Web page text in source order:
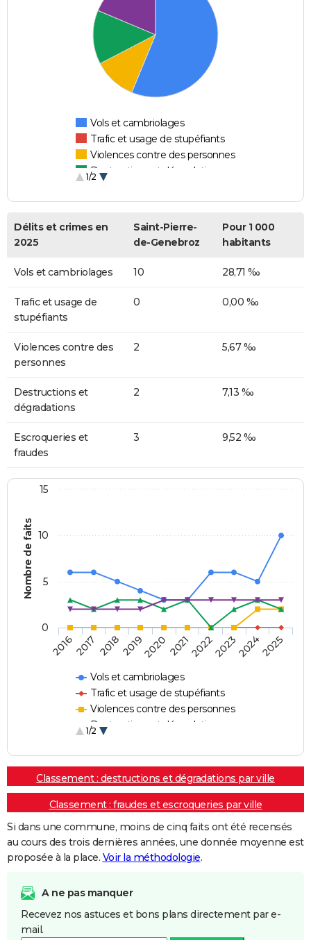
Vols et cambriolages
Trafic et usage de stupéfiants
Violences contre des personnes
Destructions et dégradations
1/2
Délits et crimes en
2025
Saint-Pierre-
de-Genebroz
Pour 1 000
habitants
Vols et cambriolages 10 28,71 ‰
Trafic et usage de
stupéfiants
0 0,00 ‰
Violences contre des
personnes
2 5,67 ‰
Destructions et
dégradations
2 7,13 ‰
Escroqueries et
fraudes
3 9,52 ‰
Nombre de faits
Vols et cambriolages
Trafic et usage de stupéfiants
Violences contre des personnes
Destructions et dégradations
1/2
20162017 20182019202020212022202320242025
0
5
10
15
Classement : destructions et dégradations par ville
Classement : fraudes et escroqueries par ville
Si dans une commune, moins de cinq faits ont été recensés
au cours des trois dernières années, une donnée moyenne est
proposée à la place. Voir la méthodologie.
A ne pas manquer
Recevez nos astuces et bons plans directement par e-
mail.